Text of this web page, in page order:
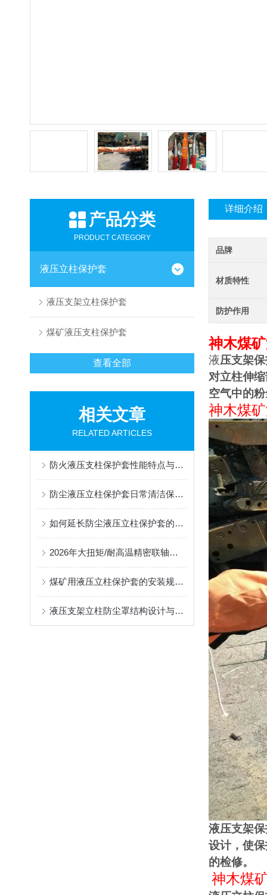
产品分类
PRODUCT CATEGORY
液压立柱保护套
液压支架立柱保护套
煤矿液压支柱保护套
查看全部
相关文章
RELATED ARTICLES
防火液压支柱保护套性能特点与阻燃防护应用
防尘液压立柱保护套日常清洁保养与更换规范
如何延长防尘液压立柱保护套的使用寿命？
2026年大扭矩/耐高温精密联轴器定制找哪家？能实现精准定制的优质厂家盘点
煤矿用液压立柱保护套的安装规范与使用寿命提升方案
液压支架立柱防尘罩结构设计与密封防护原理
详细介绍
品牌
材质特性
防护作用
神木煤
液压支架
对立柱伸
空气中的
神木煤
液压支架
设计，使
的检修。
神木煤